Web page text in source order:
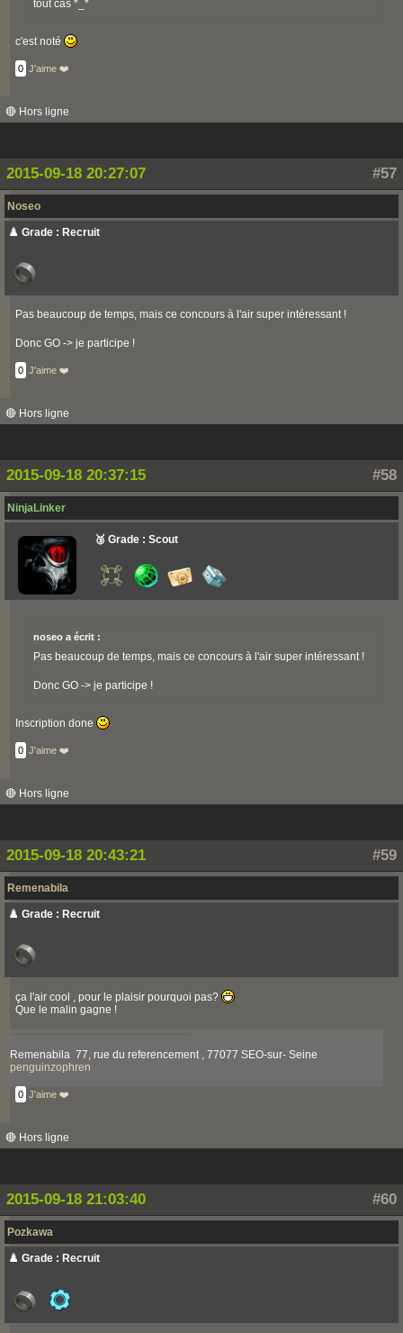
tout cas *_*
c'est noté
0 J'aime ❤️
🔴 Hors ligne
#57
2015-09-18 20:27:07
Noseo
♟️ Grade : Recruit
Pas beaucoup de temps, mais ce concours à l'air super intéressant !
Donc GO -> je participe !
0 J'aime ❤️
🔴 Hors ligne
#58
2015-09-18 20:37:15
NinjaLinker
🥉 Grade : Scout
noseo a écrit :
Pas beaucoup de temps, mais ce concours à l'air super intéressant !
Donc GO -> je participe !
Inscription done
0 J'aime ❤️
🔴 Hors ligne
#59
2015-09-18 20:43:21
Remenabila
♟️ Grade : Recruit
ça l'air cool , pour le plaisir pourquoi pas?
Que le malin gagne !
Remenabila 77, rue du referencement , 77077 SEO-sur- Seine
penguinzophren
0 J'aime ❤️
🔴 Hors ligne
#60
2015-09-18 21:03:40
Pozkawa
♟️ Grade : Recruit